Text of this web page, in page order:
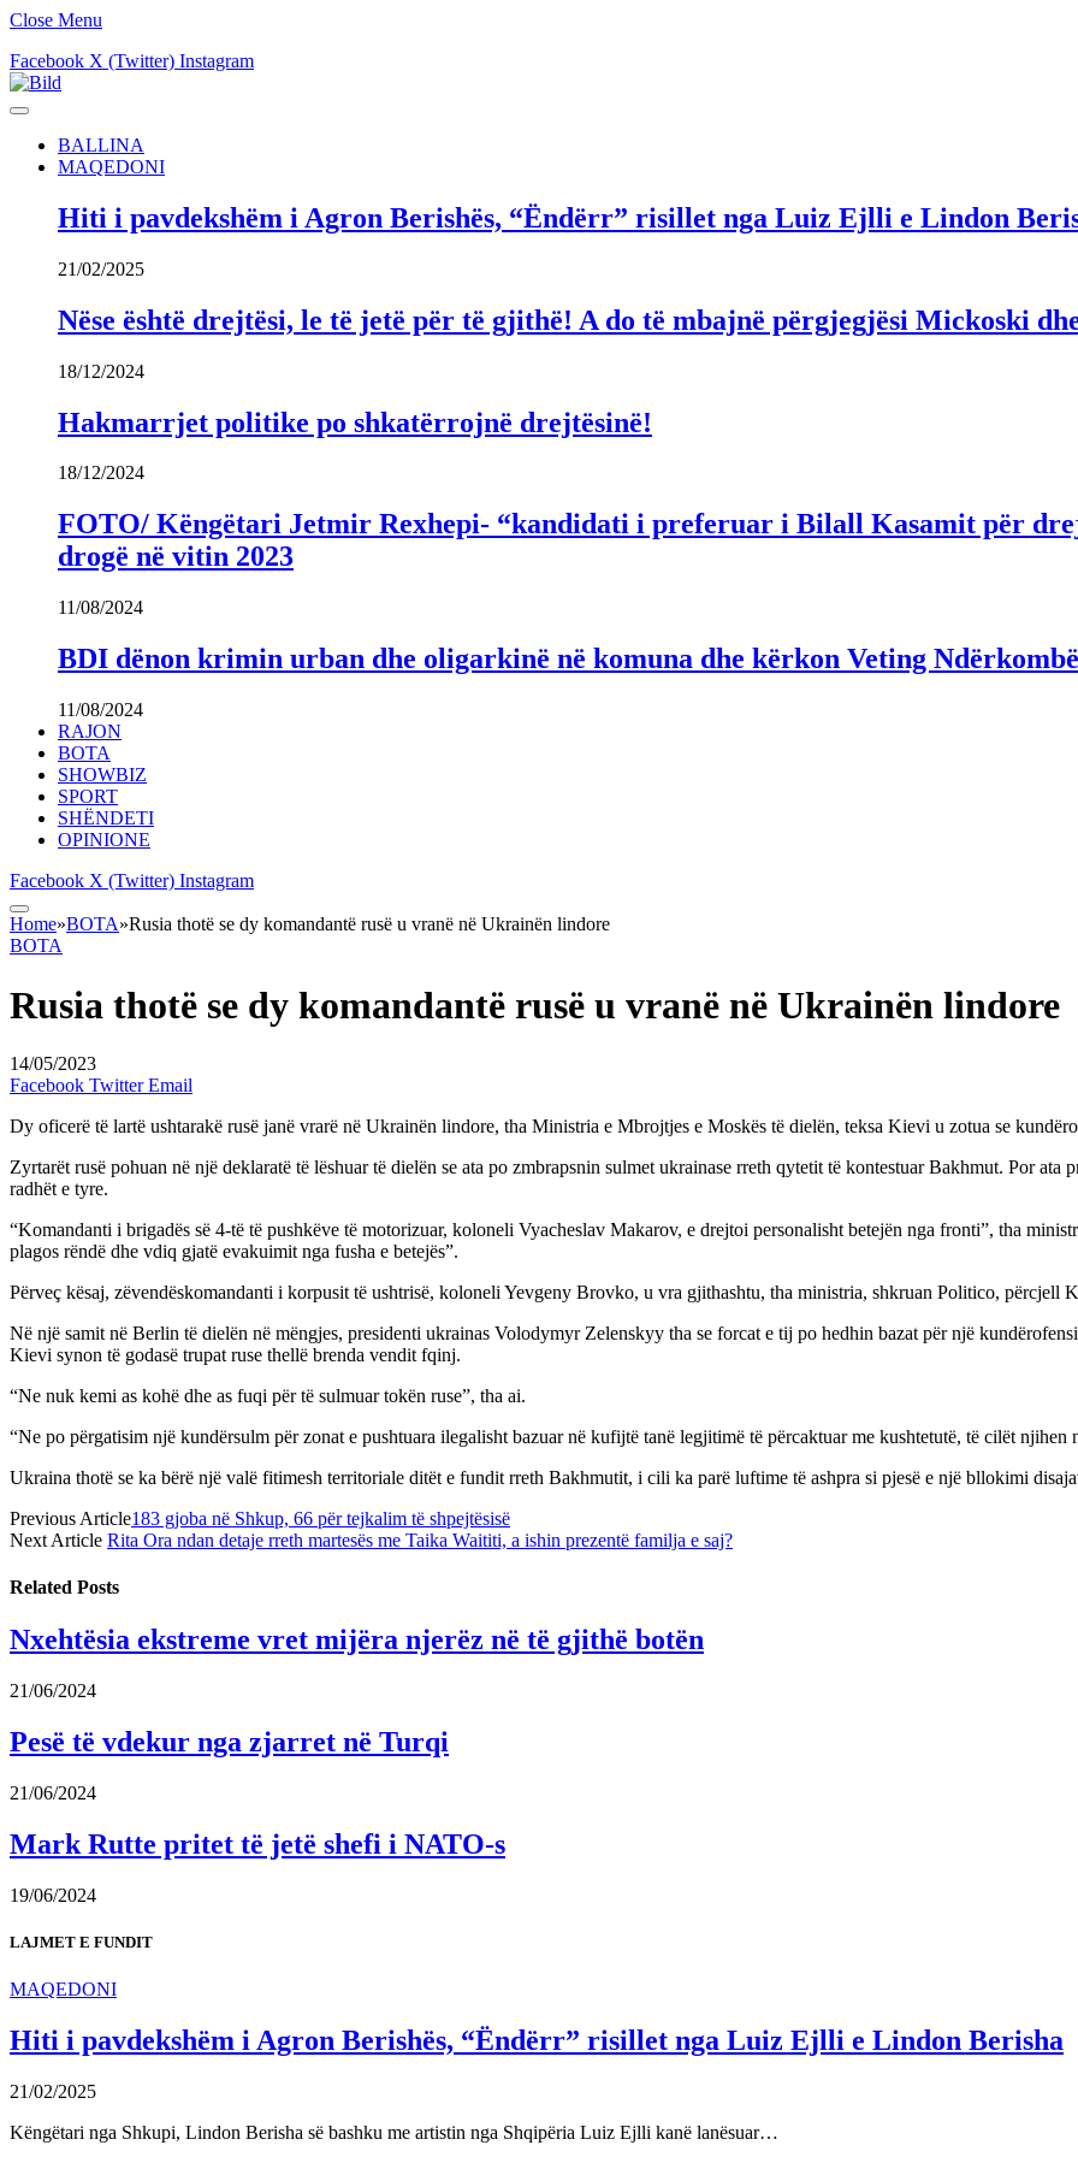
Close Menu
Facebook X (Twitter) Instagram
BALLINA
MAQEDONI
Hiti i pavdekshëm i Agron Berishës, “Ëndërr” risillet nga Luiz Ejlli e Lindon
21/02/2025
Nëse është drejtësi, le të jetë për të gjithë! A do të mbajnë përgjegjësi Mickoski
18/12/2024
Hakmarrjet politike po shkatërrojnë drejtësinë!
18/12/2024
FOTO/ Këngëtari Jetmir Rexhepi- “kandidati i preferuar i Bilall Kasamit për
drogë në vitin 2023
11/08/2024
BDI dënon krimin urban dhe oligarkinë në komuna dhe kërkon Veting
11/08/2024
RAJON
BOTA
SHOWBIZ
SPORT
SHËNDETI
OPINIONE
Facebook X (Twitter) Instagram
Home»BOTA»Rusia thotë se dy komandantë rusë u vranë në Ukrainën lindore
BOTA
Rusia thotë se dy komandantë rusë u vranë në Ukrainën lindore
14/05/2023
Facebook Twitter Email
Dy oficerë të lartë ushtarakë rusë janë vrarë në Ukrainën lindore, tha Ministria e Mbrojtjes e Moskës të dielën, teksa Kievi u zotua se
Zyrtarët rusë pohuan në një deklaratë të lëshuar të dielën se ata po zmbrapsnin sulmet ukrainase rreth qytetit të kontestuar Bakhmut. Por ata
radhët e tyre.
“Komandanti i brigadës së 4-të të pushkëve të motorizuar, koloneli Vyacheslav Makarov, e drejtoi personalisht betejën nga fronti”, tha
plagos rëndë dhe vdiq gjatë evakuimit nga fusha e betejës”.
Përveç kësaj, zëvendëskomandanti i korpusit të ushtrisë, koloneli Yevgeny Brovko, u vra gjithashtu, tha ministria, shkruan Politico, përcjell
Në një samit në Berlin të dielën në mëngjes, presidenti ukrainas Volodymyr Zelenskyy tha se forcat e tij po hedhin bazat për një
Kievi synon të godasë trupat ruse thellë brenda vendit fqinj.
“Ne nuk kemi as kohë dhe as fuqi për të sulmuar tokën ruse”, tha ai.
“Ne po përgatisim një kundërsulm për zonat e pushtuara ilegalisht bazuar në kufijtë tanë legjitimë të përcaktuar me kushtetutë, të cilët
Ukraina thotë se ka bërë një valë fitimesh territoriale ditët e fundit rreth Bakhmutit, i cili ka parë luftime të ashpra si pjesë e një bllokimi
Previous Article183 gjoba në Shkup, 66 për tejkalim të shpejtësisë
Next Article Rita Ora ndan detaje rreth martesës me Taika Waititi, a ishin prezentë familja e saj?
Related Posts
Nxehtësia ekstreme vret mijëra njerëz në të gjithë botën
21/06/2024
Pesë të vdekur nga zjarret në Turqi
21/06/2024
Mark Rutte pritet të jetë shefi i NATO-s
19/06/2024
LAJMET E FUNDIT
MAQEDONI
Hiti i pavdekshëm i Agron Berishës, “Ëndërr” risillet nga Luiz Ejlli e Lindon Berisha
21/02/2025
Këngëtari nga Shkupi, Lindon Berisha së bashku me artistin nga Shqipëria Luiz Ejlli kanë lanësuar…